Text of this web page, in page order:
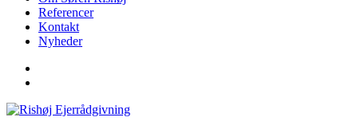
Referencer
Kontakt
Nyheder